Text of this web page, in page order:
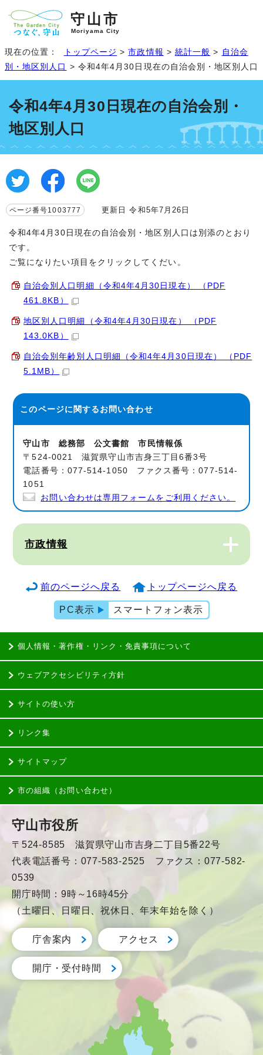
守山市
Moriyama City
現在の位置： トップページ >市政情報 > 統計一般 > 自治会
別・地区別人口 > 令和4年4月30日現在の自治会別・地区別人口
令和4年4月30日現在の自治会別・
地区別人口
ページ番号1003777 更新日 令和5年7月26日
令和4年4月30日現在の自治会別・地区別人口は別添のとおり
です。
ご覧になりたい項目をクリックしてくだい。
自治会別人口明細（令和4年4月30日現在） （PDF
461.8KB）
地区別人口明細（令和4年4月30日現在） （PDF
143.0KB）
自治会別年齢別人口明細（令和4年4月30日現在） （PDF
5.1MB）
このページに関するお問い合わせ
守山市 総務部 公文書館 市民情報係
〒524-0021 滋賀県守山市吉身三丁目6番3号
電話番号：077-514-1050 ファクス番号：077-514-
1051
お問い合わせは専用フォームをご利用ください。
市政情報
前のページへ戻る トップページへ戻る
PC表示 スマートフォン表示
個人情報・著作権・リンク・免責事項について
ウェブアクセシビリティ方針
サイトの使い方
リンク集
サイトマップ
市の組織（お問い合わせ）
守山市役所
〒524-8585 滋賀県守山市吉身二丁目5番22号
代表電話番号：077-583-2525 ファクス：077-582-
0539
開庁時間：9時～16時45分
（土曜日、日曜日、祝休日、年末年始を除く）
庁舎案内 アクセス
開庁・受付時間